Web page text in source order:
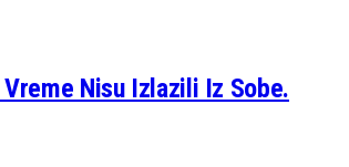
Nisu Izlazili Iz Sobe.